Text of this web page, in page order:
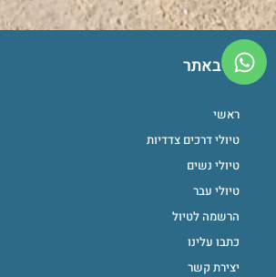
ניווט באתר
ראשי
טיולי דרכים צדדיות
טיולי נשים
טיולי עבר
הרשמה לטיול
כתבו עלינו
יצירת קשר